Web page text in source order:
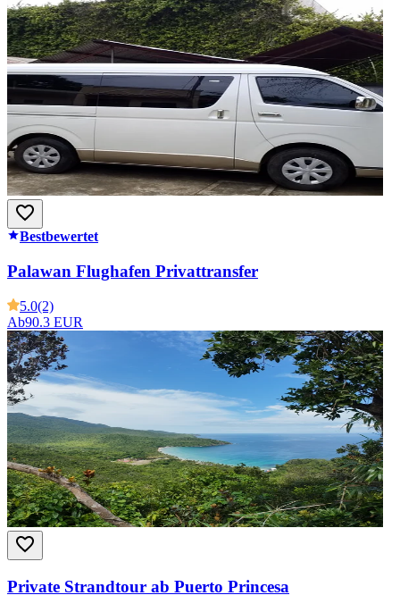
Bestbewertet
Palawan Flughafen Privattransfer
5.0(2)
Ab90.3 EUR
Private Strandtour ab Puerto Princesa